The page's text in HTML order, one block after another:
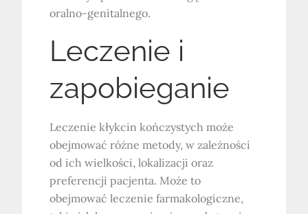
oralno-genitalnego.
Leczenie i
zapobieganie
Leczenie kłykcin kończystych może
obejmować różne metody, w zależności
od ich wielkości, lokalizacji oraz
preferencji pacjenta. Może to
obejmować leczenie farmakologiczne,